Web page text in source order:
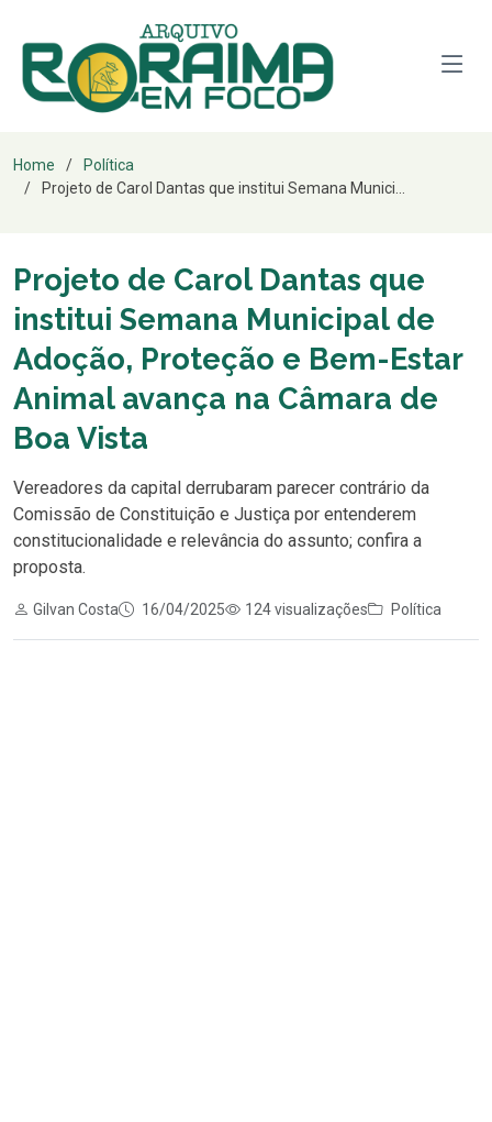
Home
Política
Projeto de Carol Dantas que institui Semana Munici...
Projeto de Carol Dantas que
institui Semana Municipal de
Adoção, Proteção e Bem-Estar
Animal avança na Câmara de
Boa Vista
Vereadores da capital derrubaram parecer contrário da
Comissão de Constituição e Justiça por entenderem
constitucionalidade e relevância do assunto; confira a
proposta.
Gilvan Costa 16/04/2025 124 visualizações Política